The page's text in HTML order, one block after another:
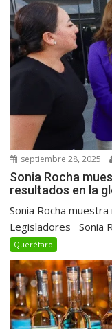
septiembre 28, 2025
Sonia Rocha
resultados en la
Sonia Rocha
Legisladores Sonia
Querétaro